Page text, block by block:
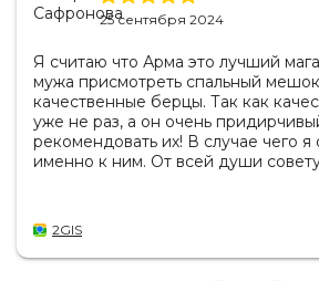
25 сентября 2024
Я считаю что Арма это лучший
мужа присмотреть спальный
качественные берцы. Так как
уже не раз, а он очень
рекомендовать их! В случае чего
именно к ним. От всей души
2GIS